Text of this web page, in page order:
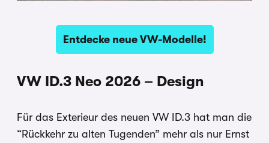
Entdecke neue VW-Modelle!
VW ID.3 Neo 2026 – Design
Für das Exterieur des neuen VW ID.3 hat man die
“Rückkehr zu alten Tugenden” mehr als nur Ernst